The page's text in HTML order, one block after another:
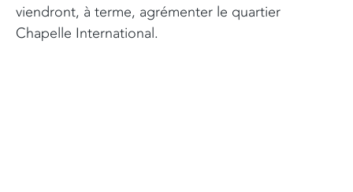
viendront, à terme, agrémenter le quartier
Chapelle International.